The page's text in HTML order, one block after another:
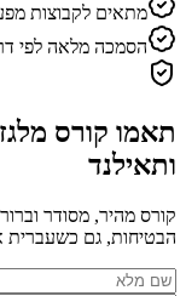
מתאים לקבוצות
הסמכה מלאה לפי
תאמו קורס
ותאילנד
קורס מהיר, מסודר
הבטיחות, גם